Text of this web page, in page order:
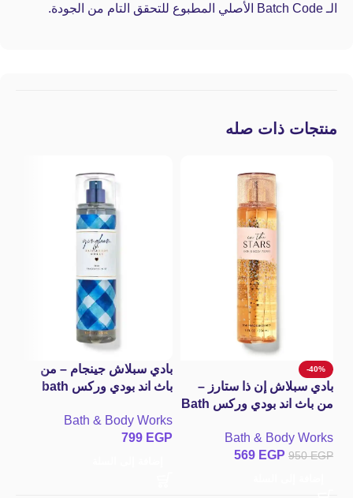
الـ Batch Code الأصلي المطبوع للتحقق التام من الجودة.
منتجات ذات صله
-40%
بادي سبلاش إن ذا ستارز –
من باث اند بودي وركس Bath
Stars Fine Fragrance Mist
Bath & Body Works
950EGP
569 EGP
بادي سبلاش جينجام – من
باث اند بودي وركس bath
Gingham Fine Fragrance
Mist
Bath & Body Works
799 EGP